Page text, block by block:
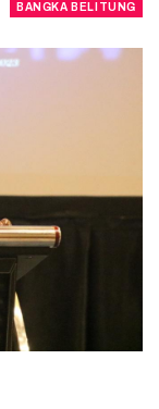
BANGKA BELITUNG